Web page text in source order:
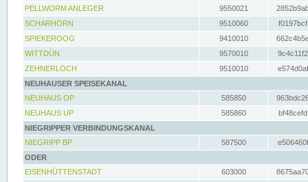
PELLWORM ANLEGER
9550021
SCHARHÖRN
9510060
SPIEKEROOG
9410010
WITTDÜN
9570010
ZEHNERLOCH
9510010
NEUHAUSER SPEISEKANAL
NEUHAUS OP
585850
NEUHAUS UP
585860
NIEGRIPPER VERBINDUNGSKANAL
NIEGRIPP BP
587500
ODER
EISENHÜTTENSTADT
603000